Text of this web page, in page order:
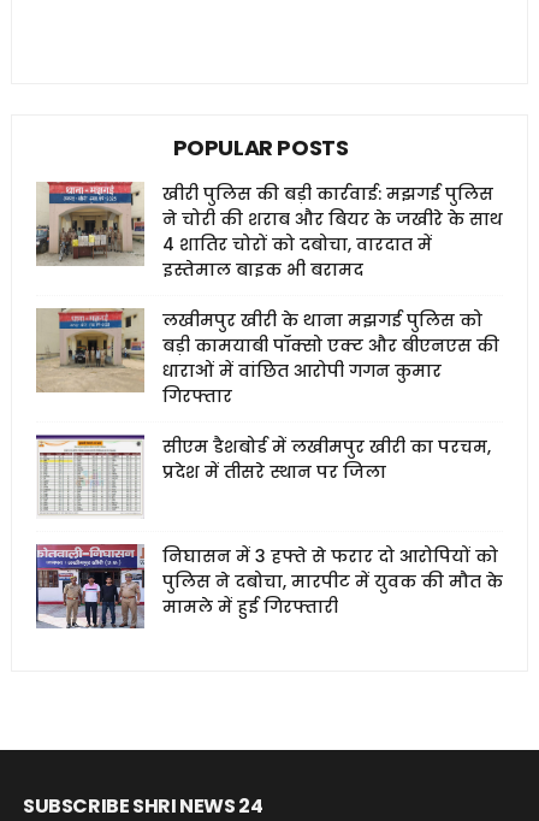
POPULAR POSTS
खीरी पुलिस की बड़ी कार्रवाई: मझगई पुलिस
ने चोरी की शराब और बियर के जखीरे के साथ
4 शातिर चोरों को दबोचा, वारदात में
इस्तेमाल बाइक भी बरामद
लखीमपुर खीरी के थाना मझगई पुलिस को
बड़ी कामयाबी पॉक्सो एक्ट और बीएनएस की
धाराओं में वांछित आरोपी गगन कुमार
गिरफ्तार
सीएम डैशबोर्ड में लखीमपुर खीरी का परचम,
प्रदेश में तीसरे स्थान पर जिला
निघासन में 3 हफ्ते से फरार दो आरोपियों को
पुलिस ने दबोचा, मारपीट में युवक की मौत के
मामले में हुई गिरफ्तारी
SUBSCRIBE SHRI NEWS 24